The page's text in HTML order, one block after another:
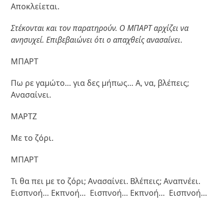
Αποκλείεται.
Στέκονται και τον παρατηρούν. Ο ΜΠΑΡΤ αρχίζει να
ανησυχεί. Επιβεβαιώνει ότι ο απαχθείς ανασαίνει.
ΜΠΑΡΤ
Πω ρε γαμώτο… για δες μήπως… Α, να, βλέπεις;
Ανασαίνει.
ΜΑΡΤΖ
Με το ζόρι.
ΜΠΑΡΤ
Τι θα πει με το ζόρι; Ανασαίνει. Βλέπεις; Αναπνέει.
Εισπνοή… Εκπνοή… Εισπνοή… Εκπνοή… Εισπνοή…